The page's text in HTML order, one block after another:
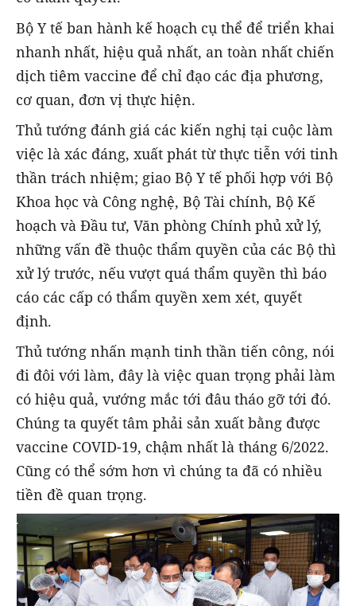
Bộ Y tế ban hành kế hoạch cụ thể để triển khai
nhanh nhất, hiệu quả nhất, an toàn nhất chiến
dịch tiêm vaccine để chỉ đạo các địa phương,
cơ quan, đơn vị thực hiện.
Thủ tướng đánh giá các kiến nghị tại cuộc làm
việc là xác đáng, xuất phát từ thực tiễn với tinh
thần trách nhiệm; giao Bộ Y tế phối hợp với Bộ
Khoa học và Công nghệ, Bộ Tài chính, Bộ Kế
hoạch và Đầu tư, Văn phòng Chính phủ xử lý,
những vấn đề thuộc thẩm quyền của các Bộ thì
xử lý trước, nếu vượt quá thẩm quyền thì báo
cáo các cấp có thẩm quyền xem xét, quyết
định.
Thủ tướng nhấn mạnh tinh thần tiến công, nói
đi đôi với làm, đây là việc quan trọng phải làm
có hiệu quả, vướng mắc tới đâu tháo gỡ tới đó.
Chúng ta quyết tâm phải sản xuất bằng được
vaccine COVID-19, chậm nhất là tháng 6/2022.
Cũng có thể sớm hơn vì chúng ta đã có nhiều
tiền đề quan trọng.